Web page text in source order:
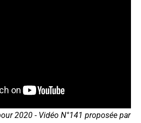
2020 - Vidéo N°141 proposée par